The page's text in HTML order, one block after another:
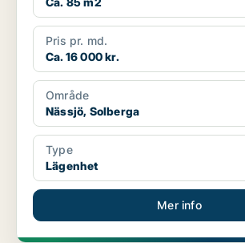
Pris pr. md.
Ca. 16 000 kr.
Område
Nässjö, Solberga
Type
Lägenhet
Mer info